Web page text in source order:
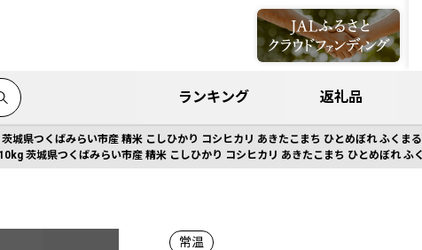
ランキング 返礼品
城県つくばみらい市産 精米 こしひかり コシヒカリ あきたこまち ひとめぼれ ふく
茨城県つくばみらい市産 精米 こしひかり コシヒカリ あきたこまち ひとめぼれ
常温